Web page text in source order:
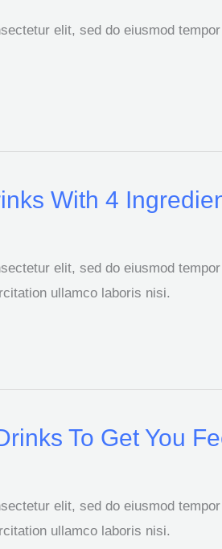
elit, sed do eiusmod
With 4
elit, sed do eiusmod
ullamco laboris nisi.
To Get You
elit, sed do eiusmod
ullamco laboris nisi.